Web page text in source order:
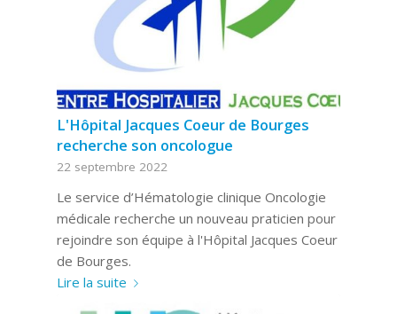
L'Hôpital Jacques Coeur de Bourges
recherche son oncologue
22 septembre 2022
Le service d’Hématologie clinique Oncologie
médicale recherche un nouveau praticien pour
rejoindre son équipe à l'Hôpital Jacques Coeur
de Bourges.
Lire la suite